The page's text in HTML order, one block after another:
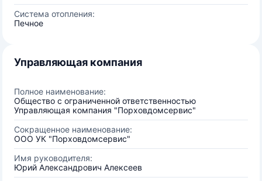
Система отопления:
Печное
Управляющая компания
Полное наименование:
Общество с ограниченной ответственностью
Управляющая компания "Порховдомсервис"
Сокращенное наименование:
ООО УК "Порховдомсервис"
Имя руководителя:
Юрий Александрович Алексеев